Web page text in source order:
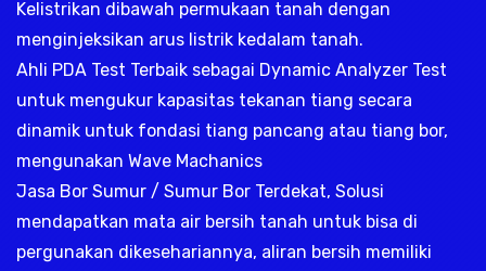
Kelistrikan dibawah permukaan tanah dengan
menginjeksikan arus listrik kedalam tanah.
Ahli PDA Test Terbaik sebagai Dynamic Analyzer Test
untuk mengukur kapasitas tekanan tiang secara
dinamik untuk fondasi tiang pancang atau tiang bor,
mengunakan Wave Machanics
Jasa Bor Sumur / Sumur Bor Terdekat, Solusi
mendapatkan mata air bersih tanah untuk bisa di
pergunakan dikesehariannya, aliran bersih memiliki